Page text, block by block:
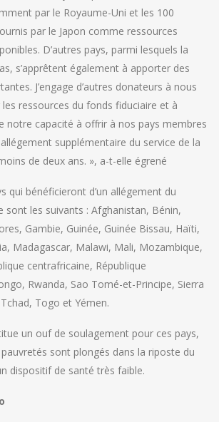
par le Royaume-Uni et les 100
par le Japon comme ressources
D’autres pays, parmi lesquels la
s’apprêtent également à apporter des
J’engage d’autres donateurs à nous
ressources du fonds fiduciaire et à
notre capacité à offrir à nos pays membres
supplémentaire du service de la
de deux ans. », a-t-elle égrené
qui bénéficieront d’un allégement du
sont les suivants : Afghanistan, Bénin,
Gambie, Guinée, Guinée Bissau, Haïti,
Madagascar, Malawi, Mali, Mozambique,
centrafricaine, République
Rwanda, Sao Tomé-et-Principe, Sierra
Togo et Yémen.
un ouf de soulagement pour ces pays,
sont plongés dans la riposte du
dispositif de santé très faible.